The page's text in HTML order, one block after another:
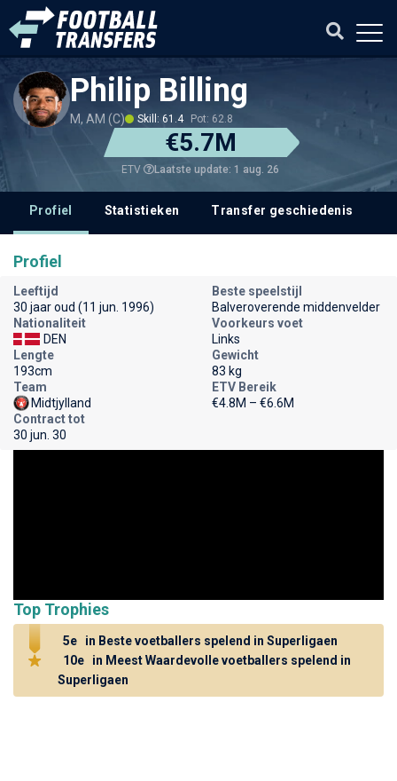
Philip Billing
M, AM (C) Skill: 61.4 Pot: 62.8
€5.7M
ETV Laatste update: 1 aug. 26
Profiel Statistieken Transfer geschiedenis
Profiel
Leeftijd
30 jaar oud (11 jun. 1996)
Beste speelstijl
Balveroverende middenvelder
Nationaliteit
DEN
Voorkeurs voet
Links
Lengte
193cm
Gewicht
83 kg
Team
Midtjylland
ETV Bereik
€4.8M – €6.6M
Contract tot
30 jun. 30
Top Trophies
5e
in Beste voetballers spelend in Superligaen
10e
in Meest Waardevolle voetballers spelend in
Superligaen